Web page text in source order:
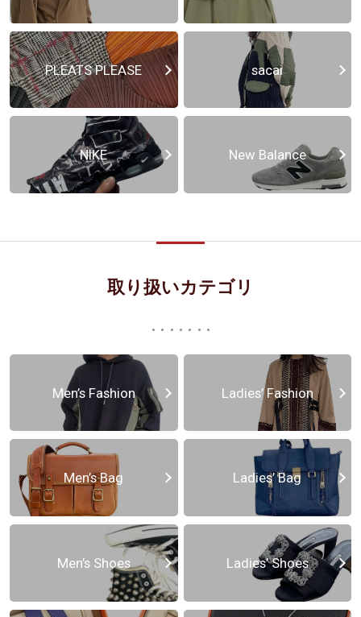
PLEATS PLEASE sacai
NIKE New Balance
取り扱いカテゴリ
Men’s Fashion Ladies’ Fashion
Men’s Bag Ladies’ Bag
Men’s Shoes Ladies’ Shoes